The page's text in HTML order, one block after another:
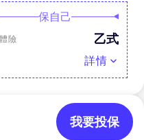
保自己
險 乙式
詳情
我要投保